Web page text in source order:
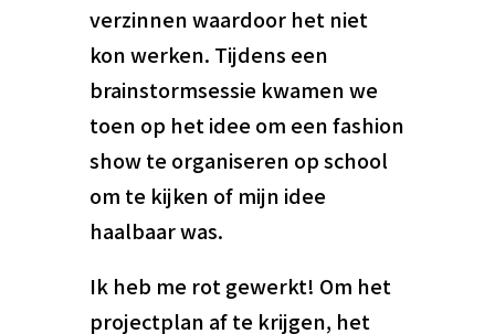
verzinnen waardoor het niet
kon werken. Tijdens een
brainstormsessie kwamen we
toen op het idee om een fashion
show te organiseren op school
om te kijken of mijn idee
haalbaar was.
Ik heb me rot gewerkt! Om het
projectplan af te krijgen, het